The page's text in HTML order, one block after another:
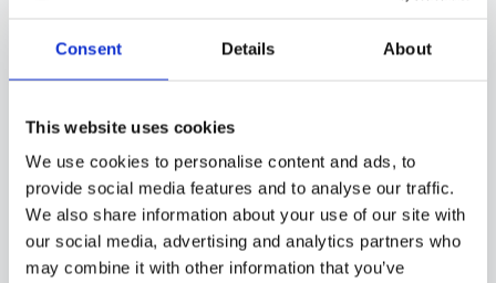
Consent Details About
This website uses cookies
We use cookies to personalise content and ads, to
provide social media features and to analyse our traffic.
We also share information about your use of our site with
our social media, advertising and analytics partners who
may combine it with other information that you’ve
RISCALDAMENTO, IN APPLICAZIONI PER IL CONTROLLO DELLA QUALITÀ DELL'ARIA